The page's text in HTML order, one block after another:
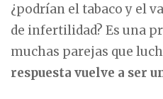
¿podrían el tabaco y el
de infertilidad? Es una
muchas parejas que
respuesta vuelve a ser